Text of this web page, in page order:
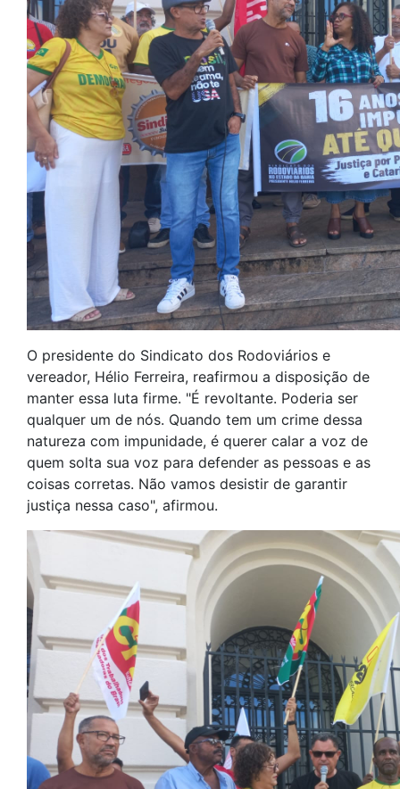
O presidente do Sindicato dos Rodoviários e
vereador, Hélio Ferreira, reafirmou a disposição de
manter essa luta firme. "É revoltante. Poderia ser
qualquer um de nós. Quando tem um crime dessa
natureza com impunidade, é querer calar a voz de
quem solta sua voz para defender as pessoas e as
coisas corretas. Não vamos desistir de garantir
justiça nessa caso", afirmou.